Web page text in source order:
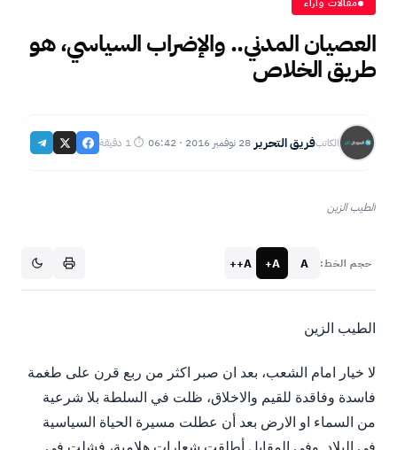
مقالات وآراء
العصيان المدني.. والإضراب السياسي، هو
طريق الخلاص
الكاتبفريق التحرير·28 نوفمبر 2016 · 06:42 ·⏱ 1 دقيقة
الطيب الزين
حجم الخط: A
A+
A++
الطيب الزين
لا خيار امام الشعب، بعد ان صبر اكثر من ربع قرن على طغمة
فاسدة وفاقدة للقيم والاخلاق، ظلت في السلطة بلا شرعية
من السماء او الارض بعد أن عطلت مسيرة الحياة السياسية
في البلاد. وفي المقابل أطلقت شعارات هلامية، فشلت في